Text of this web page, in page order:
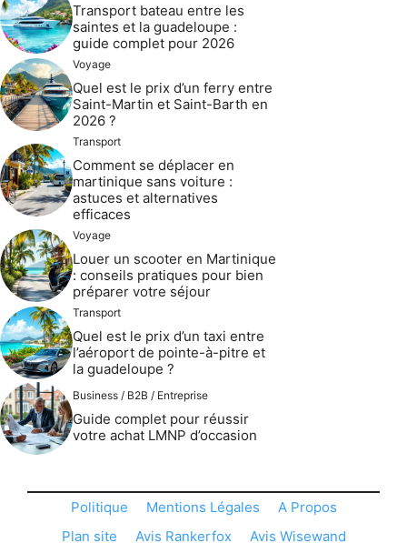
Transport bateau entre les
saintes et la guadeloupe :
guide complet pour 2026
Voyage
Quel est le prix d’un ferry entre
Saint-Martin et Saint-Barth en
2026 ?
Transport
Comment se déplacer en
martinique sans voiture :
astuces et alternatives
efficaces
Voyage
Louer un scooter en Martinique
: conseils pratiques pour bien
préparer votre séjour
Transport
Quel est le prix d’un taxi entre
l’aéroport de pointe-à-pitre et
la guadeloupe ?
Business / B2B / Entreprise
Guide complet pour réussir
votre achat LMNP d’occasion
Politique Mentions Légales
A Propos
Plan site
Avis Rankerfox Avis Wisewand